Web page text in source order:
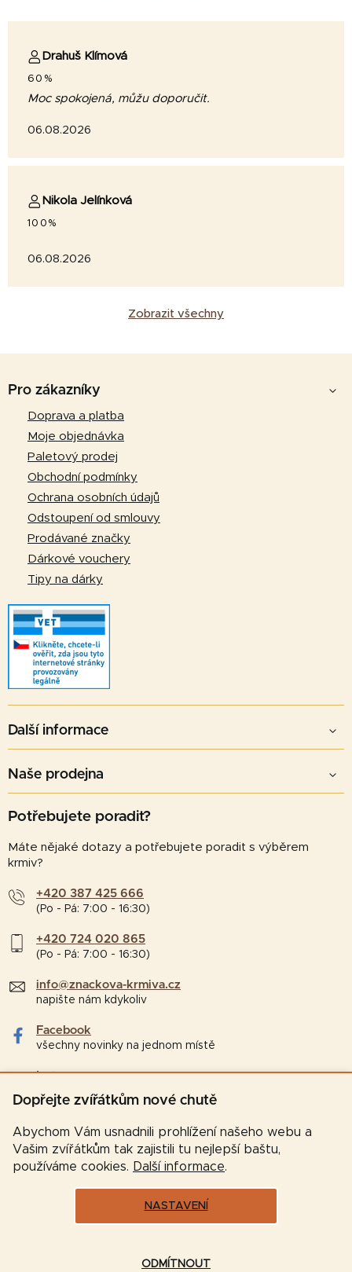
Dopřejte zvířátkům nové chutě
Abychom Vám usnadnili prohlížení našeho webu a
Vašim zvířátkům tak zajistili tu nejlepší baštu,
používáme cookies. Další informace.
NASTAVENÍ
ODMÍTNOUT
Drahuš Klímová
60%
Moc spokojená, můžu doporučit.
06.08.2026
Nikola Jelínková
100%
06.08.2026
Zobrazit všechny
Pro zákazníky
Doprava a platba
Moje objednávka
Paletový prodej
Obchodní podmínky
Ochrana osobních údajů
Odstoupení od smlouvy
Prodávané značky
Dárkové vouchery
Tipy na dárky
Další informace
Naše prodejna
Potřebujete poradit?
Máte nějaké dotazy a potřebujete poradit s výběrem
krmiv?
+420 387 425 666
(Po - Pá: 7:00 - 16:30)
+420 724 020 865
(Po - Pá: 7:00 - 16:30)
info@znackova-krmiva.cz
napište nám kdykoliv
Facebook
všechny novinky na jednom místě
Instagram
tipy a zajímavosti pro chovatele
Vytvořil Shoptet